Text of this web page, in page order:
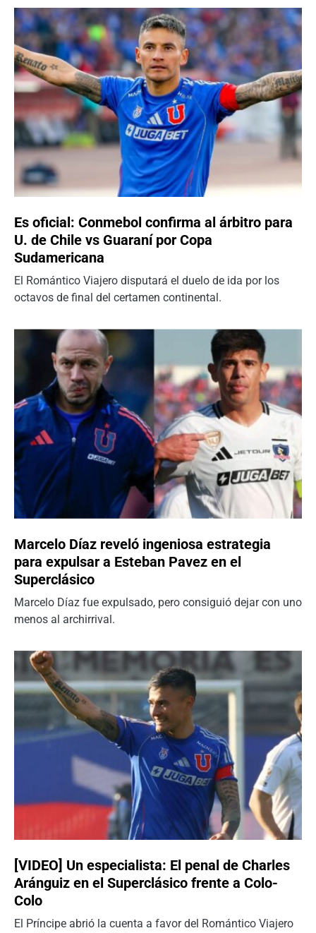
Es oficial: Conmebol confirma al árbitro para
U. de Chile vs Guaraní por Copa
Sudamericana
El Romántico Viajero disputará el duelo de ida por los
octavos de final del certamen continental.
Marcelo Díaz reveló ingeniosa estrategia
para expulsar a Esteban Pavez en el
Superclásico
Marcelo Díaz fue expulsado, pero consiguió dejar con uno
menos al archirrival.
[VIDEO] Un especialista: El penal de Charles
Aránguiz en el Superclásico frente a Colo-
Colo
El Príncipe abrió la cuenta a favor del Romántico Viajero